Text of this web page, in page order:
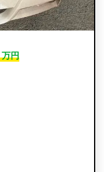
万円